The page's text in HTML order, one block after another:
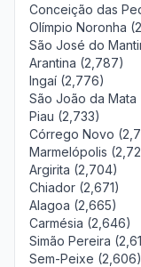
Conceição das
Olímpio Noronha
São José do
Arantina (2,787)
Ingaí (2,776)
São João da Mata
Piau (2,733)
Córrego Novo
Marmelópolis
Argirita (2,704)
Chiador (2,671)
Alagoa (2,665)
Carmésia (2,646)
Simão Pereira
Sem-Peixe (2,606)